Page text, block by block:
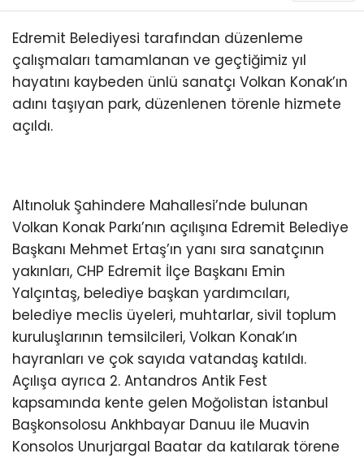
Edremit Belediyesi tarafından düzenleme
çalışmaları tamamlanan ve geçtiğimiz yıl
hayatını kaybeden ünlü sanatçı Volkan Konak’ın
adını taşıyan park, düzenlenen törenle hizmete
açıldı.
Altınoluk Şahindere Mahallesi’nde bulunan
Volkan Konak Parkı’nın açılışına Edremit Belediye
Başkanı Mehmet Ertaş’ın yanı sıra sanatçının
yakınları, CHP Edremit İlçe Başkanı Emin
Yalçıntaş, belediye başkan yardımcıları,
belediye meclis üyeleri, muhtarlar, sivil toplum
kuruluşlarının temsilcileri, Volkan Konak’ın
hayranları ve çok sayıda vatandaş katıldı.
Açılışa ayrıca 2. Antandros Antik Fest
kapsamında kente gelen Moğolistan İstanbul
Başkonsolosu Ankhbayar Danuu ile Muavin
Konsolos Unurjargal Baatar da katılarak törene